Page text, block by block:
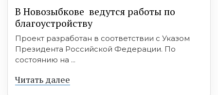
В Новозыбкове ведутся работы по
благоустройству
Проект разработан в соответствии с Указом
Президента Российской Федерации. По
состоянию на ...
Читать далее